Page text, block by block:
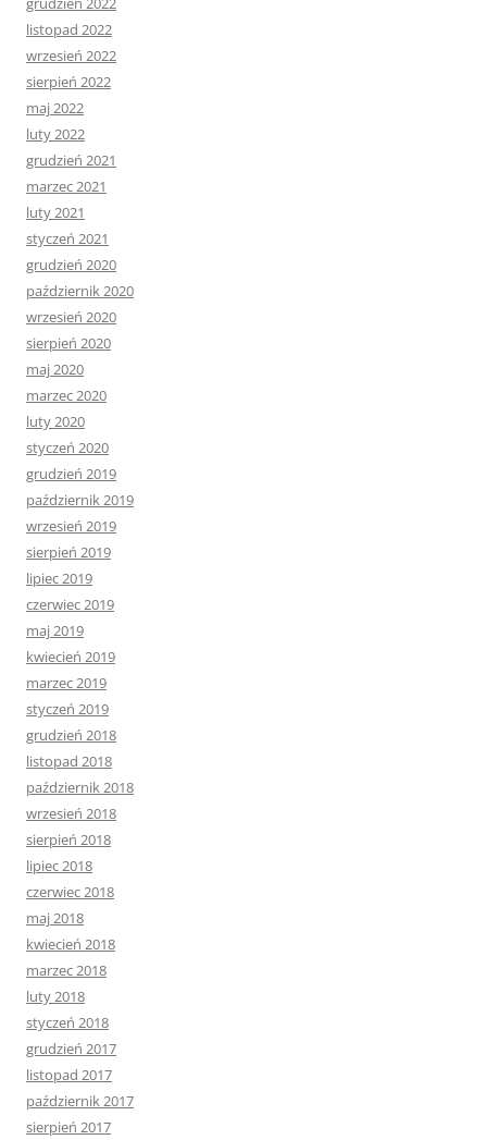
listopad 2022
wrzesień 2022
sierpień 2022
maj 2022
luty 2022
grudzień 2021
marzec 2021
luty 2021
styczeń 2021
grudzień 2020
październik 2020
wrzesień 2020
sierpień 2020
maj 2020
marzec 2020
luty 2020
styczeń 2020
grudzień 2019
październik 2019
wrzesień 2019
sierpień 2019
lipiec 2019
czerwiec 2019
maj 2019
kwiecień 2019
marzec 2019
styczeń 2019
grudzień 2018
listopad 2018
październik 2018
wrzesień 2018
sierpień 2018
lipiec 2018
czerwiec 2018
maj 2018
kwiecień 2018
marzec 2018
luty 2018
styczeń 2018
grudzień 2017
listopad 2017
październik 2017
sierpień 2017